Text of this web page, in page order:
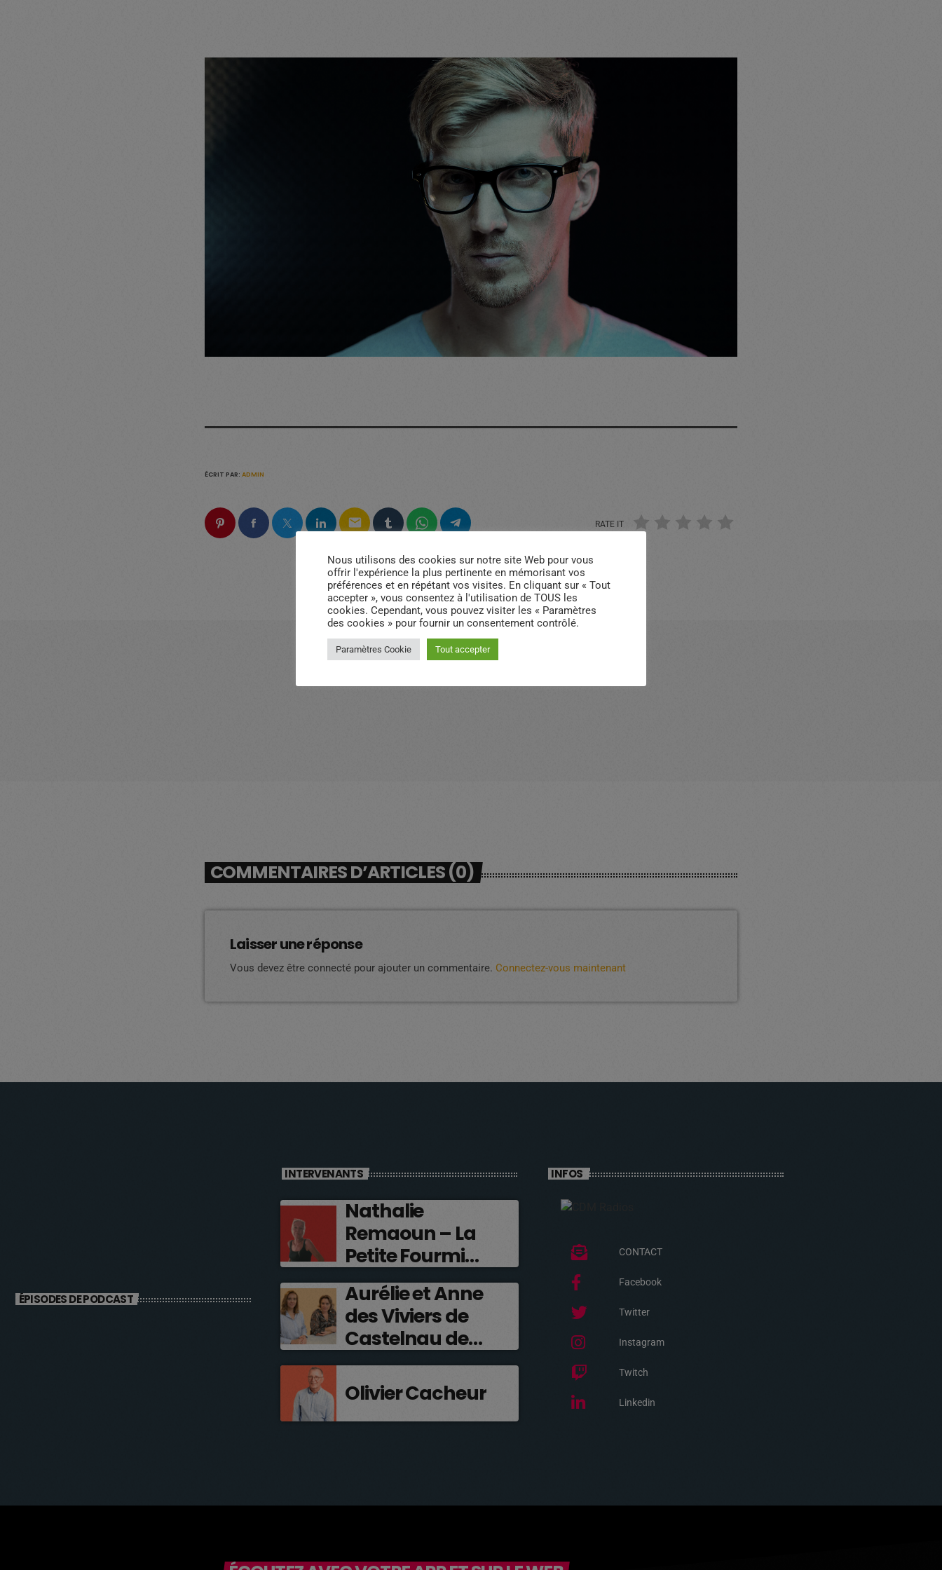
ÉCRIT PAR: ADMIN
email RATE IT
COMMENTAIRES D’ARTICLES (0)
Laisser une réponse
Vous devez être connecté pour ajouter un commentaire. Connectez-vous maintenant
ÉPISODES DE PODCAST
INTERVENANTS
Nathalie
Remaoun – La
Petite Fourmi
Rouge
Aurélie et Anne
des Viviers de
Castelnau de
Médoc
Olivier Cacheur
INFOS
CONTACT
Facebook
Twitter
Instagram
Twitch
Linkedin
Nous utilisons des cookies sur notre site Web pour vous
offrir l'expérience la plus pertinente en mémorisant vos
préférences et en répétant vos visites. En cliquant sur « Tout
accepter », vous consentez à l'utilisation de TOUS les
cookies. Cependant, vous pouvez visiter les « Paramètres
des cookies » pour fournir un consentement contrôlé.
Paramètres Cookie Tout accepter